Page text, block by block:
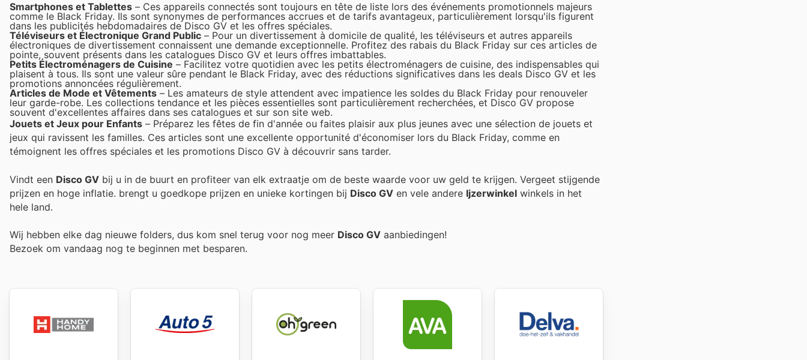
Smartphones et Tablettes – Ces appareils connectés sont toujours en tête de liste lors des événements promotionnels majeurs
comme le Black Friday. Ils sont synonymes de performances accrues et de tarifs avantageux, particulièrement lorsqu'ils figurent
dans les publicités hebdomadaires de Disco GV et les offres spéciales.
Téléviseurs et Électronique Grand Public – Pour un divertissement à domicile de qualité, les téléviseurs et autres appareils
électroniques de divertissement connaissent une demande exceptionnelle. Profitez des rabais du Black Friday sur ces articles de
pointe, souvent présents dans les catalogues Disco GV et leurs offres imbattables.
Petits Électroménagers de Cuisine – Facilitez votre quotidien avec les petits électroménagers de cuisine, des indispensables qui
plaisent à tous. Ils sont une valeur sûre pendant le Black Friday, avec des réductions significatives dans les deals Disco GV et les
promotions annoncées régulièrement.
Articles de Mode et Vêtements – Les amateurs de style attendent avec impatience les soldes du Black Friday pour renouveler
leur garde-robe. Les collections tendance et les pièces essentielles sont particulièrement recherchées, et Disco GV propose
souvent d'excellentes affaires dans ses catalogues et sur son site web.
Jouets et Jeux pour Enfants – Préparez les fêtes de fin d'année ou faites plaisir aux plus jeunes avec une sélection de jouets et
jeux qui ravissent les familles. Ces articles sont une excellente opportunité d'économiser lors du Black Friday, comme en
témoignent les offres spéciales et les promotions Disco GV à découvrir sans tarder.
Vindt een Disco GV bij u in de buurt en profiteer van elk extraatje om de beste waarde voor uw geld te krijgen. Vergeet stijgende
prijzen en hoge inflatie. brengt u goedkope prijzen en unieke kortingen bij Disco GV en vele andere Ijzerwinkel winkels in het
hele land.
Wij hebben elke dag nieuwe folders, dus kom snel terug voor nog meer Disco GV aanbiedingen!
Bezoek om vandaag nog te beginnen met besparen.